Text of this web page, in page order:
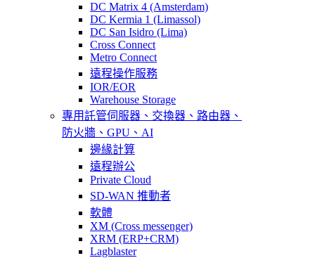
DC Matrix 4 (Amsterdam)
DC Kermia 1 (Limassol)
DC San Isidro (Lima)
Cross Connect
Metro Connect
遠程操作服務
IOR/EOR
Warehouse Storage
專用託管伺服器、交換器、路由器、
防火牆、GPU、AI
邊緣計算
遠程辦公
Private Cloud
SD-WAN 推動者
軟體
XM (Cross messenger)
XRM (ERP+CRM)
Lagblaster